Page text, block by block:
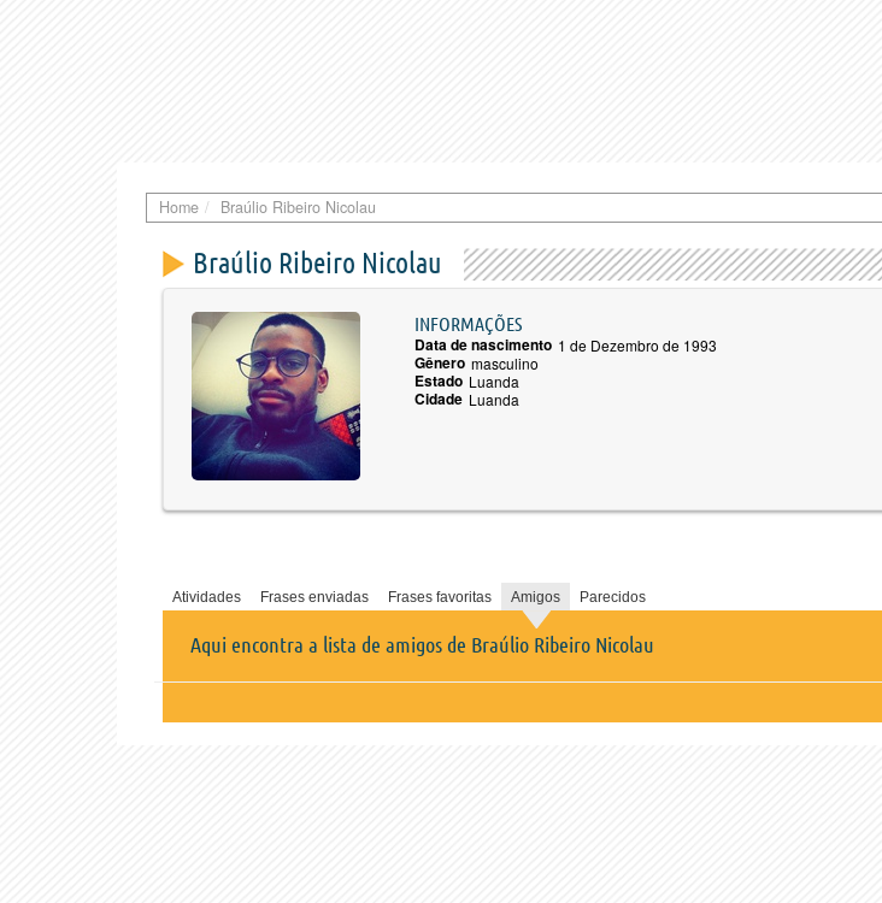
Home Braúlio Ribeiro Nicolau
Braúlio Ribeiro Nicolau
INFORMAÇÕES
Data de nascimento 1 de Dezembro de 1993
Gênero masculino
Estado Luanda
Cidade Luanda
Atividades Frases enviadas Frases favoritas Amigos Parecidos
Aqui encontra a lista de amigos de Braúlio Ribeiro Nicolau